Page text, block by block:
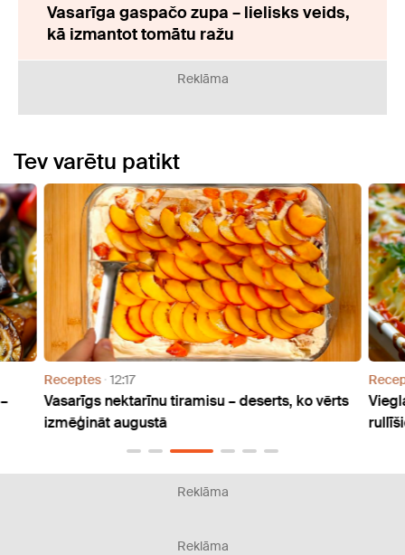
Vasarīga gaspačo zupa – lielisks veids,
kā izmantot tomātu ražu
Reklāma
Tev varētu patikt
Receptes 12:17
Vasarīgs nektarīnu tiramisu – deserts, ko vērts
izmēģināt augustā
Reklāma
Reklāma